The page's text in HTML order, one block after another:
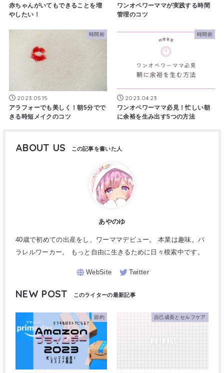
赤ちゃんがいてもできることを増
やしたい！
ワンオペワーママが実践する時間
管理のコツ
時間術
2023.05.15
アラフォーでも美しく！朝5分でで
きる時短メイクのコツ
時間術
2023.04.23
ワンオペワーママ必見！忙しい朝
に余裕を生み出す5つの方法
ABOUT US
あやのゆ
40歳で初めての出産をし、ワーママデビュー。 本業は趣味。パ
ラレルワーカー。 もっと自由に生きるために日々模索中です。
NEW POST
節約 自己成長とセルフケア